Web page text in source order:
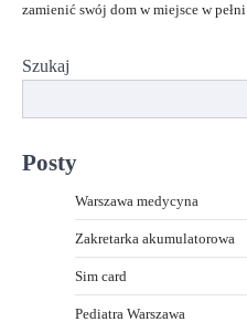
zamienić swój dom w miejsce w
Szukaj
Posty
Warszawa medycyna
Zakretarka akumulatorowa
Sim card
Pediatra Warszawa